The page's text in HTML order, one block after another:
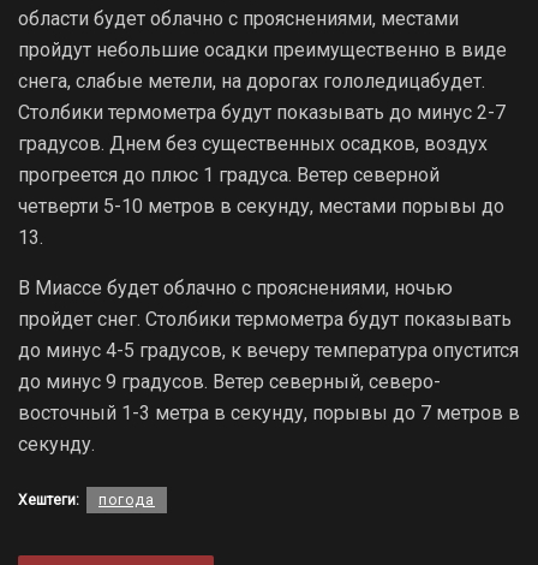
области будет облачно с прояснениями, местами
пройдут небольшие осадки преимущественно в виде
снега, слабые метели, на дорогах гололедицабудет.
Столбики термометра будут показывать до минус 2-7
градусов. Днем без существенных осадков, воздух
прогреется до плюс 1 градуса. Ветер северной
четверти 5-10 метров в секунду, местами порывы до
13.
В Миассе будет облачно с прояснениями, ночью
пройдет снег. Столбики термометра будут показывать
до минус 4-5 градусов, к вечеру температура опустится
до минус 9 градусов. Ветер северный, северо-
восточный 1-3 метра в секунду, порывы до 7 метров в
секунду.
Хештеги: погода